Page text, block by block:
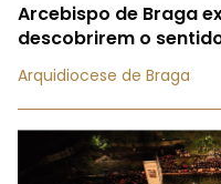
Arcebispo de Braga
descobrirem o
Arquidiocese de Braga